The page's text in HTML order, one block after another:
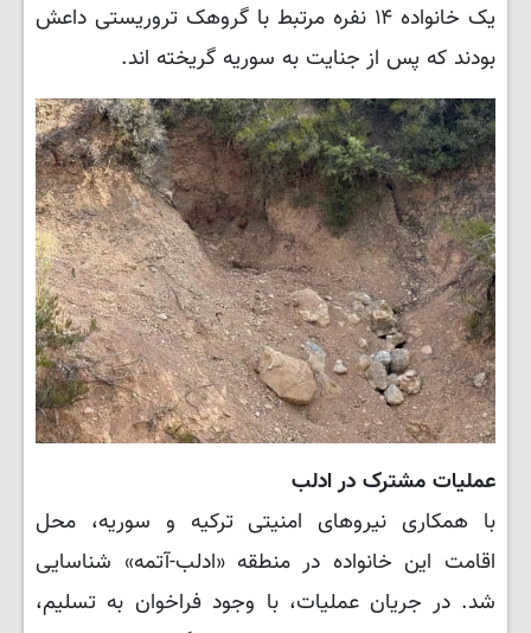
یک خانواده ۱۴ نفره مرتبط با گروهک تروریستی داعش
بودند که پس از جنایت به سوریه گریخته اند.
عملیات مشترک در ادلب
با همکاری نیروهای امنیتی ترکیه و سوریه، محل
اقامت این خانواده در منطقه «ادلب-آتمه» شناسایی
شد. در جریان عملیات، با وجود فراخوان به تسلیم،